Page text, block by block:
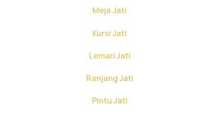
Meja Jati
Kursi Jati
Lemari Jati
Ranjang Jati
Pintu Jati